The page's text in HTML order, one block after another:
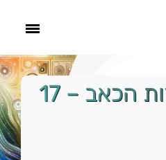
להמשיך למרות הכאב – 17